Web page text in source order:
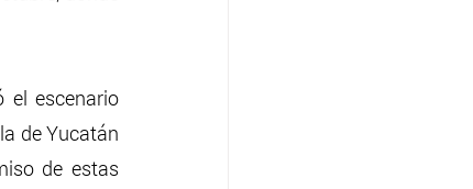
el escenario
de Yucatán
de estas